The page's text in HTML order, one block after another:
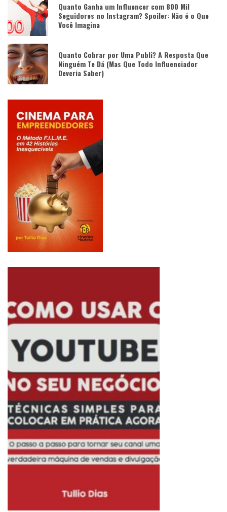
Quanto Ganha um Influencer com 800 Mil
Seguidores no Instagram? Spoiler: Não é o Que
Você Imagina
Quanto Cobrar por Uma Publi? A Resposta Que
Ninguém Te Dá (Mas Que Todo Influenciador
Deveria Saber)